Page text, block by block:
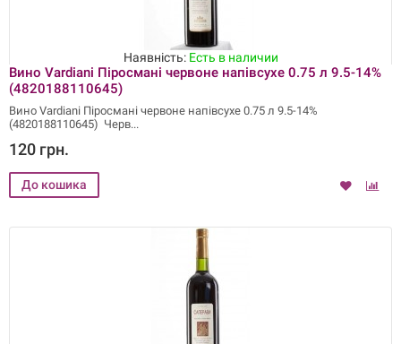
Наявність: Есть в наличии
Вино Vardiani Піросмані червоне напівсухе 0.75 л 9.5-14%
(4820188110645)
Вино Vardiani Піросмані червоне напівсухе 0.75 л 9.5-14%
(4820188110645) Черв
120 грн.